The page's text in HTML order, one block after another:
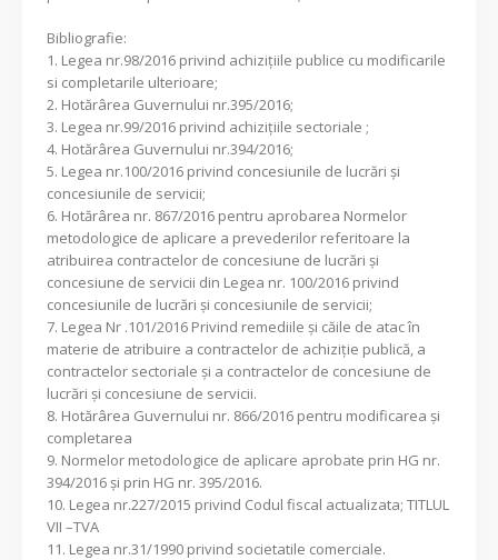
Bibliografie:
1. Legea nr.98/2016 privind achizițiile publice cu modificarile
si completarile ulterioare;
2. Hotărârea Guvernului nr.395/2016;
3. Legea nr.99/2016 privind achizițiile sectoriale ;
4. Hotărârea Guvernului nr.394/2016;
5. Legea nr.100/2016 privind concesiunile de lucrări și
concesiunile de servicii;
6. Hotărârea nr. 867/2016 pentru aprobarea Normelor
metodologice de aplicare a prevederilor referitoare la
atribuirea contractelor de concesiune de lucrări și
concesiune de servicii din Legea nr. 100/2016 privind
concesiunile de lucrări și concesiunile de servicii;
7. Legea Nr .101/2016 Privind remediile și căile de atac în
materie de atribuire a contractelor de achiziție publică, a
contractelor sectoriale și a contractelor de concesiune de
lucrări și concesiune de servicii.
8. Hotărârea Guvernului nr. 866/2016 pentru modificarea şi
completarea
9. Normelor metodologice de aplicare aprobate prin HG nr.
394/2016 şi prin HG nr. 395/2016.
10. Legea nr.227/2015 privind Codul fiscal actualizata; TITLUL
VII –TVA
11. Legea nr.31/1990 privind societatile comerciale.